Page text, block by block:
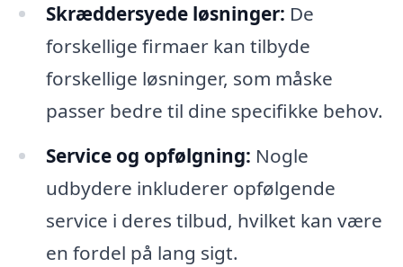
Skræddersyede løsninger: De
forskellige firmaer kan tilbyde
forskellige løsninger, som måske
passer bedre til dine specifikke behov.
Service og opfølgning: Nogle
udbydere inkluderer opfølgende
service i deres tilbud, hvilket kan være
en fordel på lang sigt.